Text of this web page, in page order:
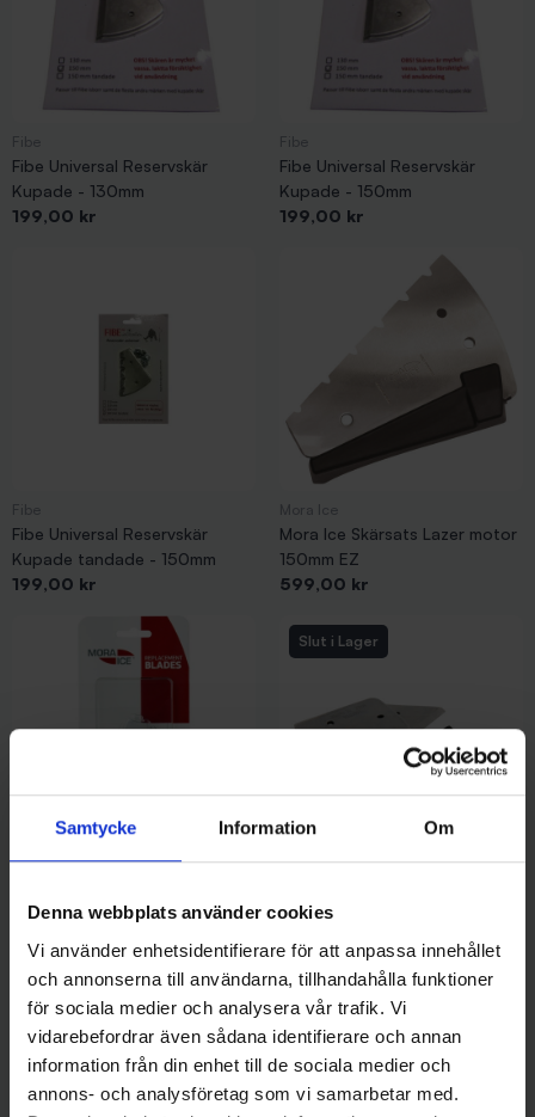
Samtycke Information Om
Denna webbplats använder cookies
Vi använder enhetsidentifierare för att anpassa innehållet
och annonserna till användarna, tillhandahålla funktioner
för sociala medier och analysera vår trafik. Vi
vidarebefordrar även sådana identifierare och annan
information från din enhet till de sociala medier och
annons- och analysföretag som vi samarbetar med.
Fibe Universal Reservskär
Kupade - 130mm
Pris
199,00 kr
Fibe Universal Reservskär
Kupade - 150mm
Pris
199,00 kr
Fibe Universal Reservskär
Kupade tandade - 150mm
Pris
199,00 kr
Mora Ice Skärsats Lazer motor
150mm EZ
Pris
599,00 kr
Mora Ice Reservskär Kupade -
Pris
429,00 kr
Slut i Lager
IFISH Reservskär (Finnmark)
Pris
199,00 kr